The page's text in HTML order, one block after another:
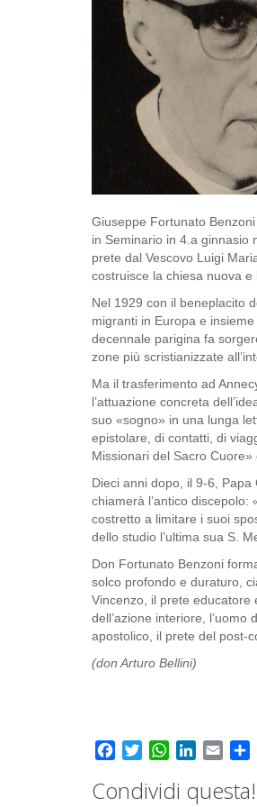
Giuseppe Fortunato
in Seminario in 4.a ginnasio
prete dal Vescovo Luigi
costruisce la chiesa nuova
Nel 1929 con il beneplacito
migranti in Europa e
decennale parigina fa
zone più scristianizzate
Ma il trasferimento ad
l’attuazione concreta
suo «sogno» in una lunga
epistolare, di contatti, di
Missionari del Sacro Cuore»
Dieci anni dopo, il 9-6,
chiamerà l’antico
costretto a limitare i suoi
dello studio l’ultima sua S.
Don Fortunato Benzoni
solco profondo e duraturo,
Vincenzo, il prete educatore
dell’azione interiore,
apostolico, il prete del post-
(don Arturo Bellini)
FacebookTwitterWhatsApp
LinkedIn
Email
Condividi questa!